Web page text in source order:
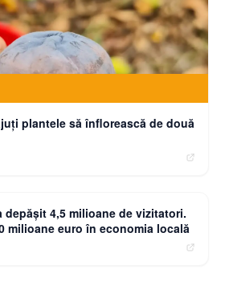
plantele să înflorească de două
depășit 4,5 milioane de vizitatori.
milioane euro în economia locală